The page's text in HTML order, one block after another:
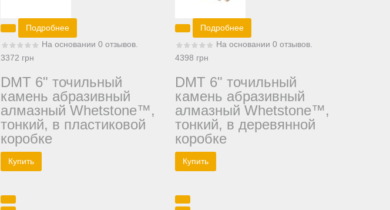
Подробнее
На основании 0 отзывов.
3372 грн
DMT 6" точильный
камень абразивный
алмазный Whetstone™,
тонкий, в пластиковой
коробке
Подробнее
На основании 0 отзывов.
4398 грн
DMT 6" точильный
камень абразивный
алмазный Whetstone™,
тонкий, в деревянной
коробке